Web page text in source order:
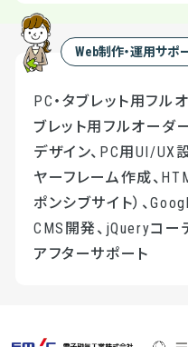
Web制作・運用サポ
PC・タブレット用フル
ブレット用フルオーダ
デザイン、PC用UI/UX
ヤーフレーム作成、
ポンシブサイト）、
CMS開発、jQueryコー
アフターサポート